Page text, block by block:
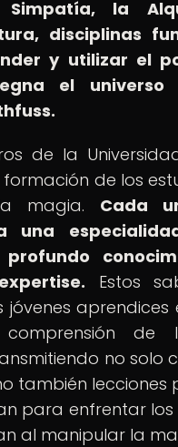
la
disciplinas
y utilizar el
el universo
de la
de los
magia. Cada
una
Estos
aprendices
de
no solo
también lecciones
para enfrentar
al manipular la